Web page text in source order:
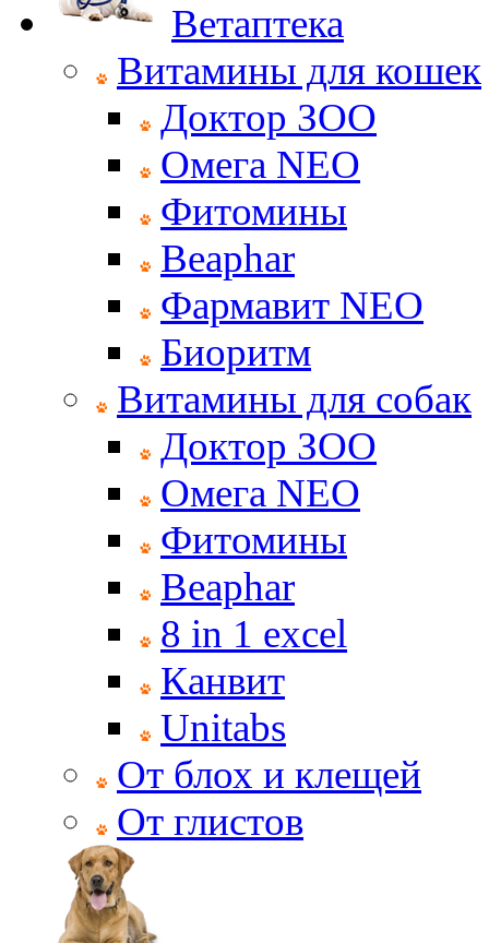
Ветаптека
Витамины для кошек
Доктор ЗОО
Омега NEO
Фитомины
Beaphar
Фармавит NEO
Биоритм
Витамины для собак
Доктор ЗОО
Омега NEO
Фитомины
Beaphar
8 in 1 excel
Канвит
Unitabs
От блох и клещей
От глистов